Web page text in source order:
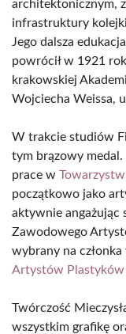
architektonicznym,
infrastruktury
Jego dalsza
powrócił w 1921
krakowskiej
Wojciecha Weissa,
W trakcie studiów
tym brązowy
prace w
początkowo jako
aktywnie angażując
Zawodowego
wybrany na członka
Artystów Plastyków
Twórczość
wszystkim grafikę